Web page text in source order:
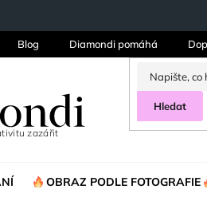
Blog Diamondi pomáhá
Hledat
OBRAZ PODLE FOTOGRAFIE